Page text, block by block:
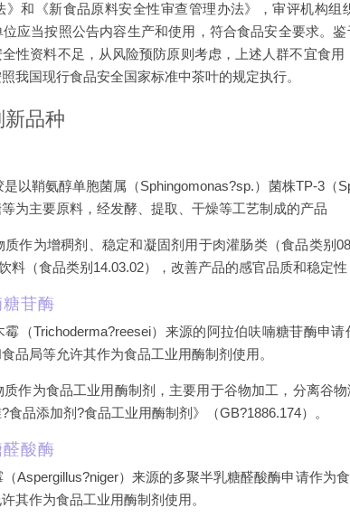
》和《新食品原料安全性审查管理办法》，审评机构组
应当按照公告内容生产和使用，符合食品安全要求。
性资料不足，从风险预防原则考虑，上述人群不宜食
我国现行食品安全国家标准中茶叶的规定执行。
品种
以鞘氨醇单胞菌属（Sphingomonas?sp.）菌株TP-3（
为主要原料，经发酵、提取、干燥等工艺制成的产品
质作为增稠剂、稳定和凝固剂用于肉灌肠类（食品类别
料（食品类别14.03.02），改善产品的感官品质和稳定
糖苷酶
霉（Trichoderma?reesei）来源的阿拉伯呋喃糖苷酶申
品局等允许其作为食品工业用酶制剂使用。
质作为食品工业用酶制剂，主要用于谷物加工，分离谷
食品添加剂?食品工业用酶制剂》（GB?1886.174）。
醛酸酶
Aspergillus?niger）来源的多聚半乳糖醛酸酶申请作为
其作为食品工业用酶制剂使用。